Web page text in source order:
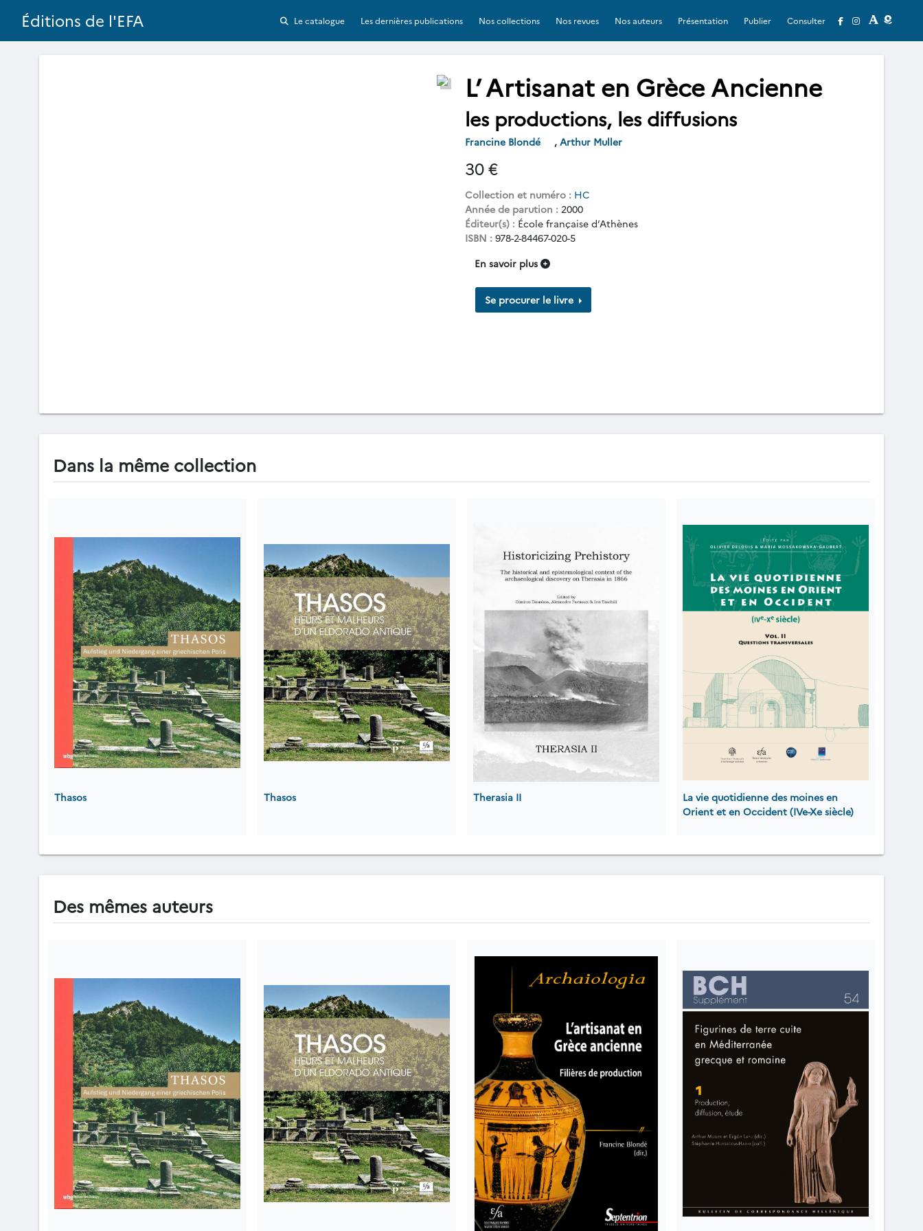
Éditions de l'EFA Le catalogue Les dernières publications Nos collections Nos revues Nos auteurs Présentation Publier Consulter
L’ Artisanat en Grèce Ancienne
les productions, les diffusions
Francine Blondé , Arthur Muller
30 €
Collection et numéro : HC
Année de parution : 2000
Éditeur(s) : École française d’Athènes
ISBN : 978-2-84467-020-5
En savoir plus
Se procurer le livre
Dans la même collection
Thasos Thasos Therasia II
La vie quotidienne des moines en
Orient et en Occident (IVe-Xe siècle)
Des mêmes auteurs